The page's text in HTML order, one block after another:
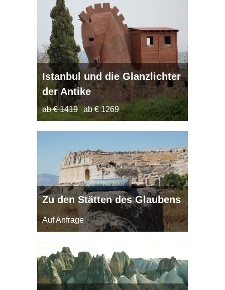
Istanbul und die Glanzlichter
der Antike
ab € 1419 ab € 1269
Zu den Stätten des Glaubens
Auf Anfrage